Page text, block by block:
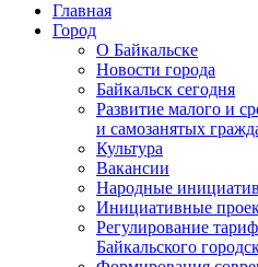
Главная
Город
О Байкальске
Новости города
Байкальск сегодня
Развитие малого и
и самозанятых
Культура
Вакансии
Народные
Инициативные
Регулирование
Байкальского